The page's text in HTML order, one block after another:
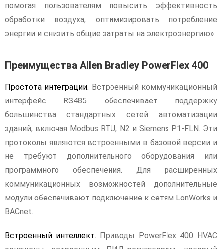
помогая пользователям повысить эффективность
обработки воздуха, оптимизировать потребление
энергии и снизить общие затраты на электроэнергию».
Преимущества Allen Bradley PowerFlex 400
Простота интеграции. Встроенный коммуникационный
интерфейс RS485 обеспечивает поддержку
большинства стандартных сетей автоматизации
зданий, включая Modbus RTU, N2 и Siemens P1-FLN. Эти
протоколы являются встроенными в базовой версии и
не требуют дополнительного оборудования или
программного обеспечения. Для расширенных
коммуникационных возможностей дополнительные
модули обеспечивают подключение к сетям LonWorks и
BACnet.
Встроенный интеллект. Приводы PowerFlex 400 HVAC